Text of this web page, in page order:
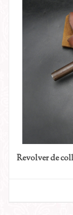
Revolver de